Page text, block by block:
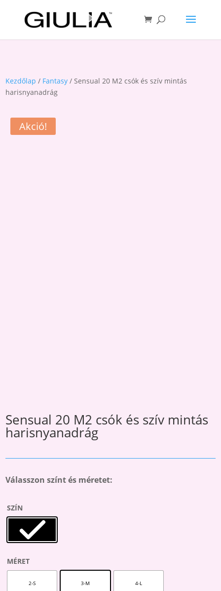
Kezdőlap / Fantasy / Sensual 20 M2 csók és szív mintás
harisnyanadrág
Akció!
Sensual 20 M2 csók és szív mintás
harisnyanadrág
Válasszon színt és méretet:
SZÍN
MÉRET
2-S 3-M 4-L